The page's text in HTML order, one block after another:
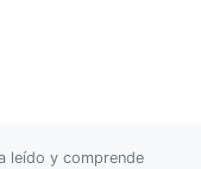
leído y comprende